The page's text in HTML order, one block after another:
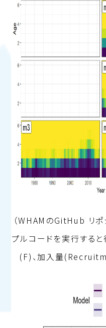
（WHAMのGitHub リ
プルコードを実行する
(F)、加入量